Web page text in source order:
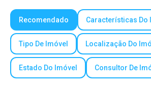
Recomendado Características Do
Tipo De Imóvel Localização Do
Estado Do Imóvel Consultor De